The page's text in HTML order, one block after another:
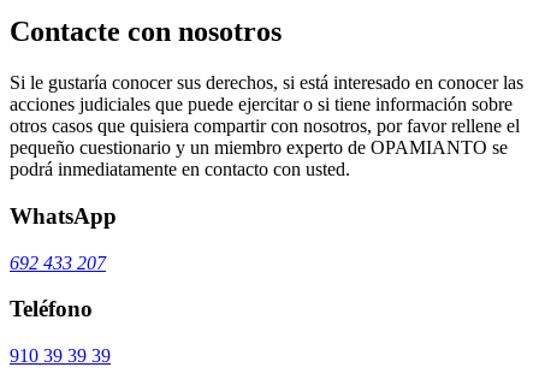
Contacte con nosotros
Si le gustaría conocer sus derechos, si está interesado en conocer las
acciones judiciales que puede ejercitar o si tiene información sobre
otros casos que quisiera compartir con nosotros, por favor rellene el
pequeño cuestionario y un miembro experto de OPAMIANTO se
podrá inmediatamente en contacto con usted.
WhatsApp
692 433 207
Teléfono
910 39 39 39